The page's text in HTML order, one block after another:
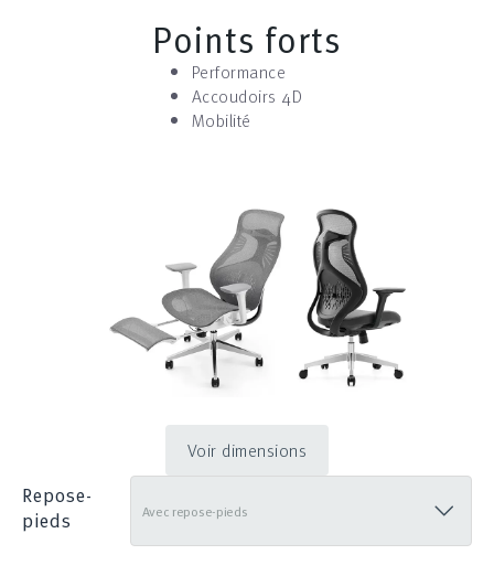
Points forts
Performance
Accoudoirs 4D
Mobilité
Voir dimensions
Repose-
pieds